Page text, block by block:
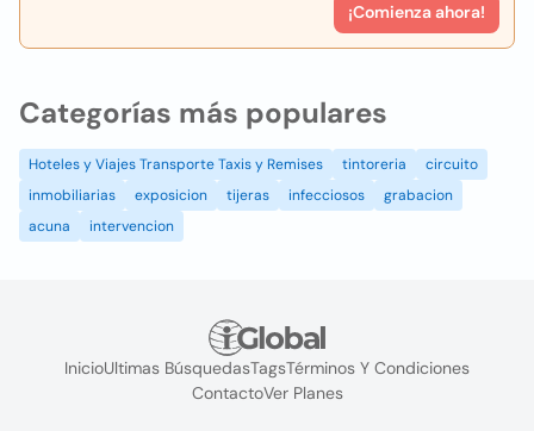
¡Comienza ahora!
Categorías más populares
Hoteles y Viajes Transporte Taxis y Remises tintoreria
circuito
inmobiliarias
exposicion tijeras infecciosos
grabacion
acuna
intervencion
InicioUltimas BúsquedasTagsTérminos Y Condiciones
ContactoVer Planes